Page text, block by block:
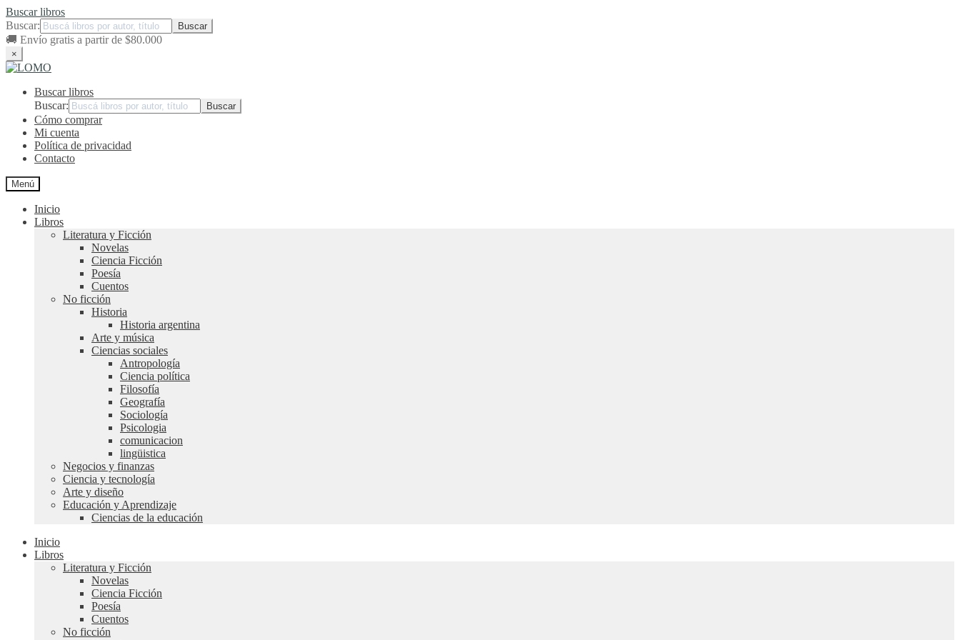
Buscar libros
Buscar:
🚚 Envío gratis a partir de $80.000
×
Ir
navegación
Ir
contenidoBuscar libros
Buscar:
Cómo comprar
Mi cuenta
Política de privacidad
Contacto
Menú
Inicio
Libros
Literatura y Ficción
Novelas
Ciencia Ficción
Poesía
Cuentos
No ficción
Historia
Historia argentina
Arte y música
Ciencias sociales
Antropología
Ciencia política
Filosofía
Geografía
Sociología
Psicologia
comunicacion
lingüistica
Negocios y finanzas
Ciencia y tecnología
Arte y diseño
Educación y Aprendizaje
Ciencias de la educación
Inicio
Libros
Literatura y Ficción
Novelas
Ciencia Ficción
Poesía
Cuentos
No ficción